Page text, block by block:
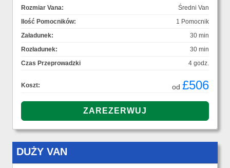
Rozmiar Vana:
Średni Van
Ilość Pomocników:
1 Pomocnik
Załadunek:
30 min
Rozładunek:
30 min
Czas Przeprowadzki
4 godz.
Koszt: od £506
DUŻY VAN